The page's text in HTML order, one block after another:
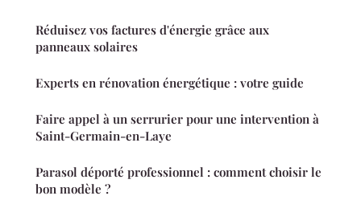
Réduisez vos factures d'énergie grâce aux
panneaux solaires
Experts en rénovation énergétique : votre guide
Faire appel à un serrurier pour une intervention à
Saint-Germain-en-Laye
Parasol déporté professionnel : comment choisir le
bon modèle ?